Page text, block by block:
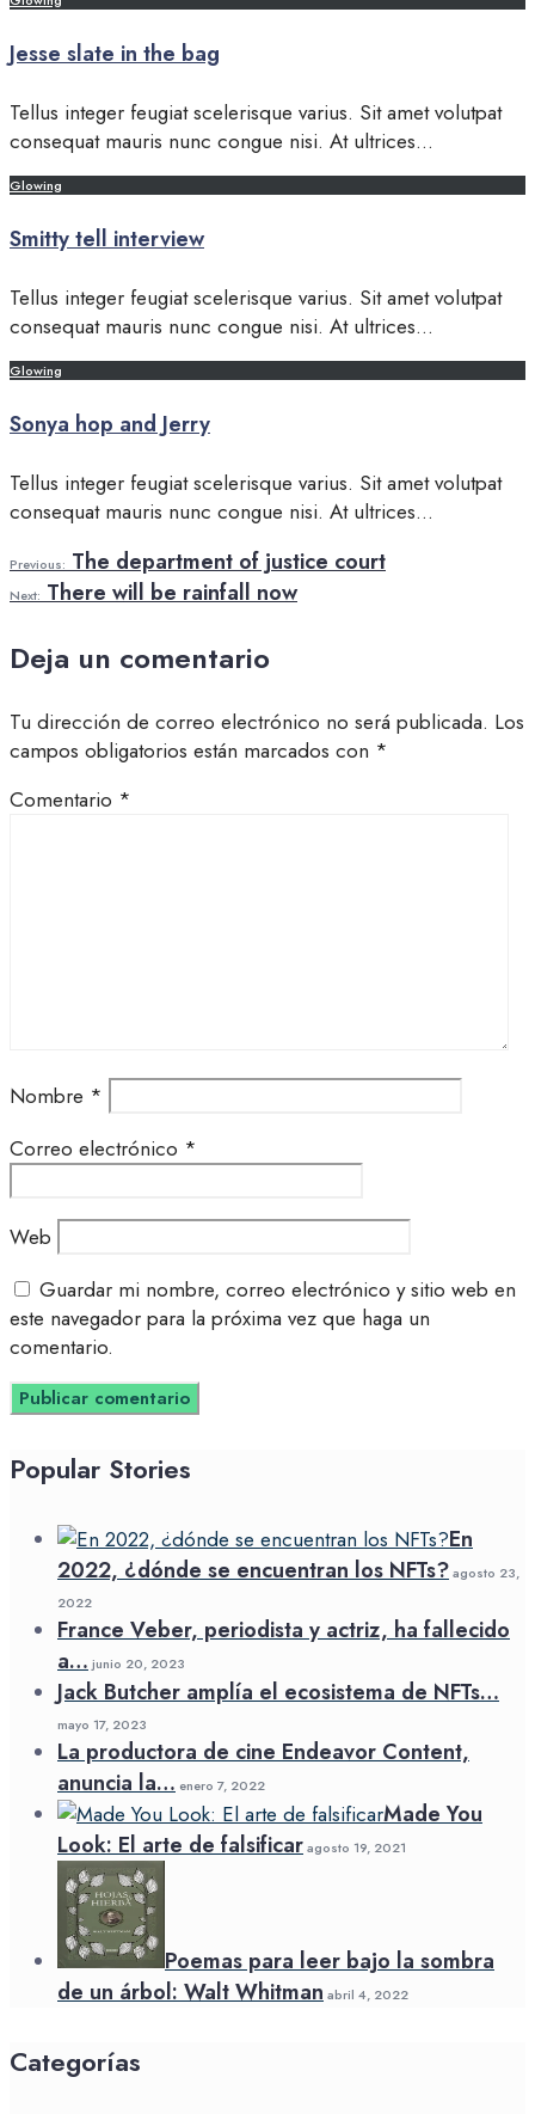
Jesse slate in the bag
Tellus integer feugiat scelerisque varius. Sit amet volutpat
consequat mauris nunc congue nisi. At ultrices...
Glowing
Smitty tell interview
Tellus integer feugiat scelerisque varius. Sit amet volutpat
consequat mauris nunc congue nisi. At ultrices...
Glowing
Sonya hop and Jerry
Tellus integer feugiat scelerisque varius. Sit amet volutpat
consequat mauris nunc congue nisi. At ultrices...
Previous: The department of justice court
Next: There will be rainfall now
Deja un comentario
Tu dirección de correo electrónico no será publicada. Los
campos obligatorios están marcados con *
Comentario *
Nombre *
Correo electrónico *
Web
Guardar mi nombre, correo electrónico y sitio web en
este navegador para la próxima vez que haga un
comentario.
Popular Stories
En
2022, ¿dónde se encuentran los NFTs?agosto 23,
2022
France Veber, periodista y actriz, ha fallecido
a… junio 20, 2023
Jack Butcher amplía el ecosistema de NFTs…
mayo 17, 2023
La productora de cine Endeavor Content,
anuncia la… enero 7, 2022
Made You
Look: El arte de falsificaragosto 19, 2021
Poemas para leer bajo la sombra
de un árbol: Walt Whitman abril 4, 2022
Categorías